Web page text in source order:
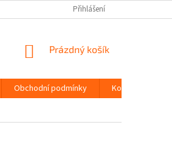
Přihlášení
NÁKUPNÍ
Prázdný košík
Obchodní podmínky
Kontakty